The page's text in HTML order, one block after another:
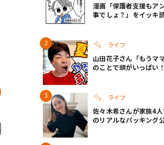
漫画「保護者支援もア
事でしょ？」をイッキ
ライフ
山田花子さん「もうマ
のことで頭がいっぱい
ライフ
佐々木希さんが家族4
のリアルなパッキング